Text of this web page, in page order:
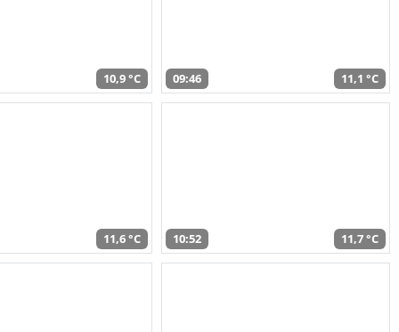
10,9 °C 09:46 11,1 °C
11,6 °C 10:52 11,7 °C